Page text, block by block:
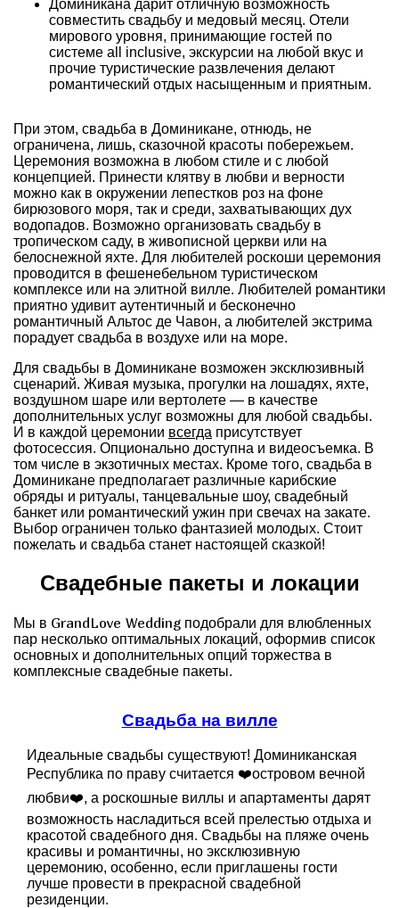
Доминикана дарит отличную возможность
совместить свадьбу и медовый месяц. Отели
мирового уровня, принимающие гостей по
системе all inclusive, экскурсии на любой вкус и
прочие туристические развлечения делают
романтический отдых насыщенным и приятным.
При этом, свадьба в Доминикане, отнюдь, не
ограничена, лишь, сказочной красоты побережьем.
Церемония возможна в любом стиле и с любой
концепцией. Принести клятву в любви и верности
можно как в окружении лепестков роз на фоне
бирюзового моря, так и среди, захватывающих дух
водопадов. Возможно организовать свадьбу в
тропическом саду, в живописной церкви или на
белоснежной яхте. Для любителей роскоши церемония
проводится в фешенебельном туристическом
комплексе или на элитной вилле. Любителей романтики
приятно удивит аутентичный и бесконечно
романтичный Альтос де Чавон, а любителей экстрима
порадует свадьба в воздухе или на море.
Для свадьбы в Доминикане возможен эксклюзивный
сценарий. Живая музыка, прогулки на лошадях, яхте,
воздушном шаре или вертолете — в качестве
дополнительных услуг возможны для любой свадьбы.
И в каждой церемонии всегда присутствует
фотосессия. Опционально доступна и видеосъемка. В
том числе в экзотичных местах. Кроме того, свадьба в
Доминикане предполагает различные карибские
обряды и ритуалы, танцевальные шоу, свадебный
банкет или романтический ужин при свечах на закате.
Выбор ограничен только фантазией молодых. Стоит
пожелать и свадьба станет настоящей сказкой!
Свадебные пакеты и локации
Мы в GrandLove Wedding подобрали для влюбленных
пар несколько оптимальных локаций, оформив список
основных и дополнительных опций торжества в
комплексные свадебные пакеты.
Свадьба на вилле
Идеальные свадьбы существуют! Доминиканская
Республика по праву считается ❤️островом вечной
любви❤️, а роскошные виллы и апартаменты дарят
возможность насладиться всей прелестью отдыха и
красотой свадебного дня. Свадьбы на пляже очень
красивы и романтичны, но эксклюзивную
церемонию, особенно, если приглашены гости
лучше провести в прекрасной свадебной
резиденции.